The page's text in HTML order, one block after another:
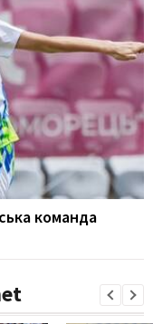
команда